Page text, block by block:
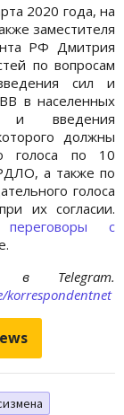
2020 года, на
заместителя
РФ Дмитрия
по вопросам
сил и
в населенных
и введения
должны
голоса по 10
а также по
голоса
их согласии.
с
в Telegram.
korrespondentnet